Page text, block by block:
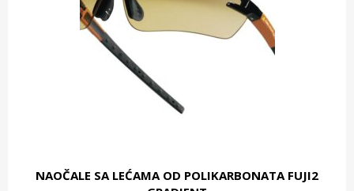
NAOČALE SA LEĆAMA OD POLIKARBONATA FUJI2